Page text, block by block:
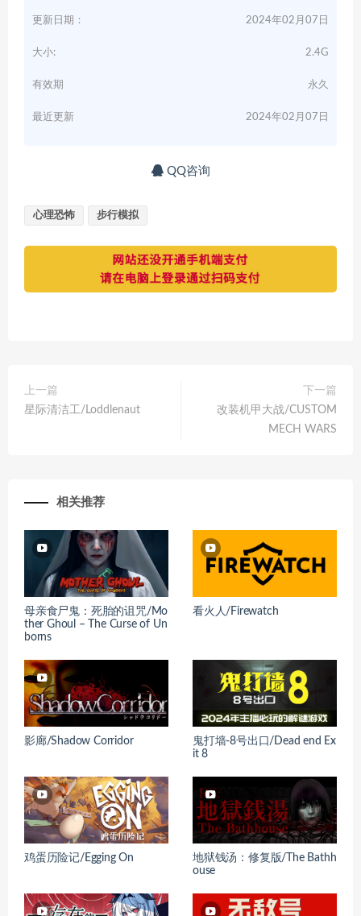
更新日期： 2024年02月07日
大小: 2.4G
有效期 永久
最近更新 2024年02月07日
QQ咨询
心理恐怖 步行模拟
上一篇
星际清洁工/Loddlenaut
下一篇
改装机甲大战/CUSTOM
MECH WARS
相关推荐
母亲食尸鬼：死胎的诅咒/Mo
ther Ghoul – The Curse of Un
borns
看火人/Firewatch
影廊/Shadow Corridor
鬼打墙-8号出口/Dead end Ex
it 8
鸡蛋历险记/Egging On
地狱钱汤：修复版/The Bathh
ouse